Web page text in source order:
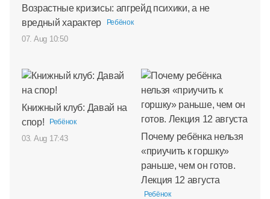
Возрастные кризисы: апгрейд психики, а не
вредный характер
Ребёнок
07. Aug 10:50
Книжный клуб: Давай на
спор!
Ребёнок
03. Aug 17:43
Почему ребёнка нельзя
«приучить к горшку»
раньше, чем он готов.
Лекция 12 августа
Ребёнок